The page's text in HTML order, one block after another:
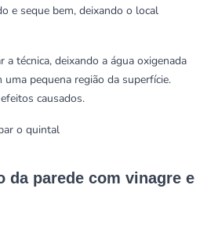
e seque bem, deixando o local
técnica, deixando a água oxigenada
pequena região da superfície.
causados.
o quintal
da parede com vinagre e